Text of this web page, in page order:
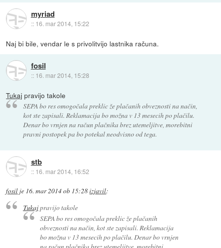
myriad
:: 16. mar 2014, 15:22
Naj bi bile, vendar le s privolitvijo lastnika računa.
fosil
:: 16. mar 2014, 15:28
Tukaj pravijo takole
SEPA bo res omogočala preklic že plačanih obveznosti na način,
kot ste zapisali. Reklamacija bo možna v 13 mesecih po plačilu.
Denar bo vrnjen na račun plačnika brez utemeljitve, morebitni
pravni postopek pa bo potekal neodvisno od tega.
stb
:: 16. mar 2014, 16:52
fosil je 16. mar 2014 ob 15:28izjavil:
Tukajpravijo takole
SEPA bo res omogočala preklic že plačanih
obveznosti na način, kot ste zapisali. Reklamacija
bo možna v 13 mesecih po plačilu. Denar bo vrnjen
na račun plačnika brez utemeljitve, morebitni